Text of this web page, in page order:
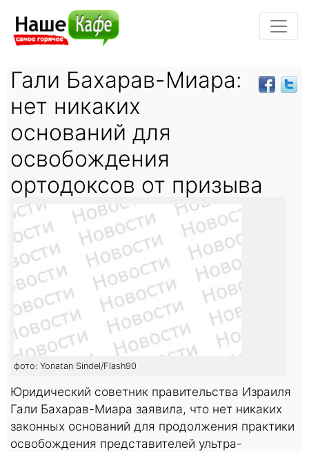
Гали Бахарав-Миара:
нет никаких
оснований для
освобождения
ортодоксов от призыва
фото: Yonatan Sindel/Flash90
Юридический советник правительства Израиля
Гали Бахарав-Миара заявила, что нет никаких
законных оснований для продолжения практики
освобождения представителей ультра-